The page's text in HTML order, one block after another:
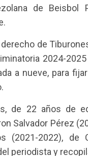
de
de
2024-
a nueve, para
de 22 años de
Salvador Pérez
(2021-2022),
periodista y